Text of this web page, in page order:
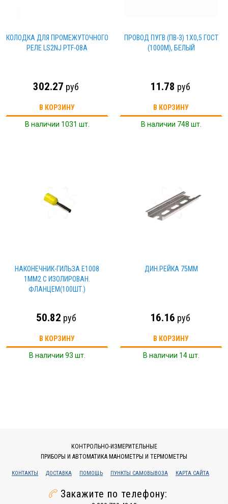
КОЛОДКА ДЛЯ ПРОМЕЖУТОЧНОГО
РЕЛЕ LS2NJ РTF-08A
302.27 руб
В КОРЗИНУ
В наличии 1031 шт.
ПРОВОД ПУГВ (ПВ-3) 1Х0,5 ГОСТ
(1000М), БЕЛЫЙ
11.78 руб
В КОРЗИНУ
В наличии 748 шт.
НАКОНЕЧНИК-ГИЛЬЗА Е1008
1ММ2 С ИЗОЛИРОВАН.
ФЛАНЦЕМ(100ШТ.)
50.82 руб
В КОРЗИНУ
В наличии 93 шт.
ДИН.РЕЙКА 75ММ
16.16 руб
В КОРЗИНУ
В наличии 14 шт.
КОНТРОЛЬНО-ИЗМЕРИТЕЛЬНЫЕ
ПРИБОРЫ И АВТОМАТИКА МАНОМЕТРЫ И ТЕРМОМЕТРЫ
КОНТАКТЫ ДОСТАВКА ПОМОЩЬ ПУНКТЫ САМОВЫВОЗА КАРТА САЙТА
Закажите по телефону: